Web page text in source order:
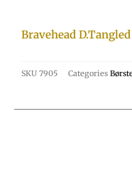
Bravehead
SKU 7905 Categories